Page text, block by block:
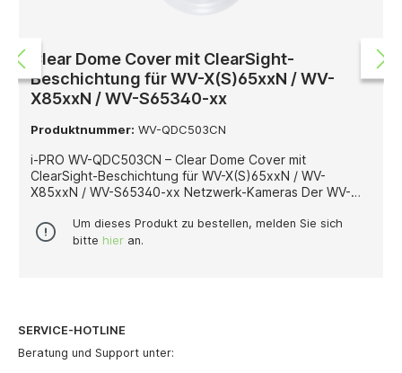
Clear Dome Cover mit ClearSight-
Beschichtung für WV-X(S)65xxN / WV-
X85xxN / WV-S65340-xx
Produktnummer: WV-QDC503CN
i-PRO WV-QDC503CN – Clear Dome Cover mit
ClearSight-Beschichtung für WV-X(S)65xxN / WV-
X85xxN / WV-S65340-xx Netzwerk-Kameras Der WV-
integrierter ClearSight-Beschichtung, das speziell für die
Netzwerk-Kameraserien WV-X(S)65xxN, WV-X85xxN
Dank der ClearSight-Beschichtung werden störende
Effekte durch Wasser, Schmutz oder Kondensate auf der
Um dieses Produkt zu bestellen, melden Sie sich
bitte hier an.
SERVICE-HOTLINE
Beratung und Support unter: